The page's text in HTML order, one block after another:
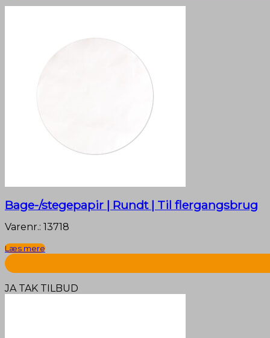
Bage-/stegepapir | Rundt | Til flergangsbrug
Varenr.: 13718
Læs mere
JA TAK TILBUD